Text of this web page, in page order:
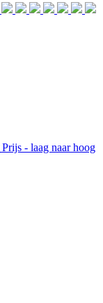
Prijs - laag naar hoog